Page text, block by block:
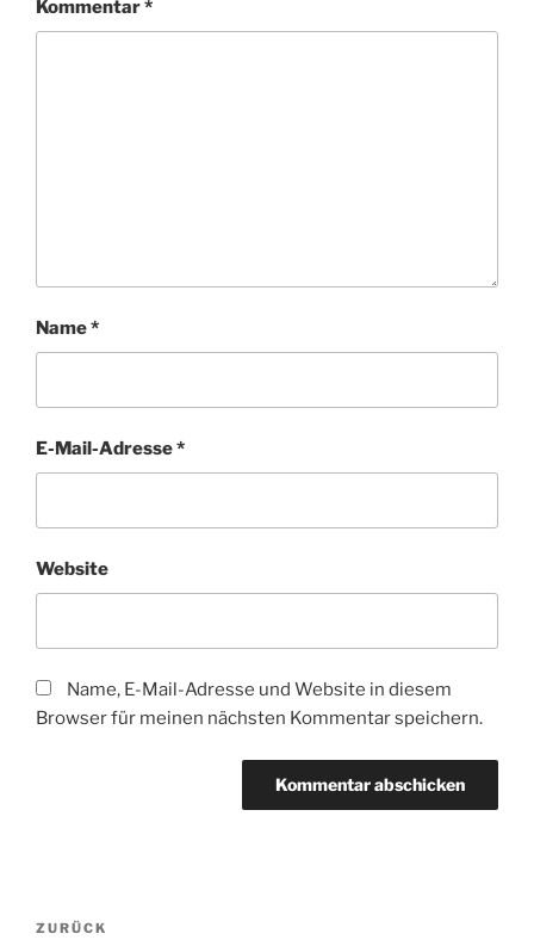
Kommentar*
Name*
E-Mail-Adresse*
Website
Name, E-Mail-Adresse und Website in diesem
Browser für meinen nächsten Kommentar speichern.
Beitragsnavigation
Vorheriger
ZURÜCK